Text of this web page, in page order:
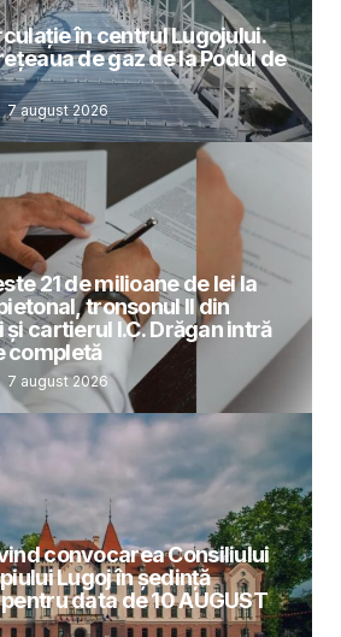
în centrul Lugojului.
de gaz de la Podul de
7 august 2026
21 de milioane de lei la
tronsonul II din
cartierul I.C. Drăgan intră
completă
7 august 2026
convocarea Consiliului
Lugoj în şedinţă
data de 10 AUGUST